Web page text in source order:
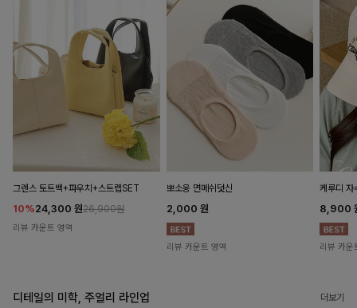
그렌스 토트백+파우치+스트랩SET
10%24,300 원26,900원
리뷰 카운트 영역
뽀소옹 면메쉬덧신
2,000 원
리뷰 카운트 영역
케루디 자
8,900
리뷰 카운
디테일의 미학, 주얼리 라인업 더보기